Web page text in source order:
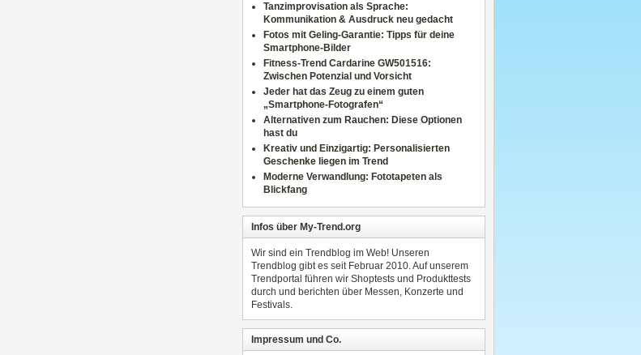
Tanzimprovisation als Sprache:
Kommunikation & Ausdruck neu gedacht
Fotos mit Geling-Garantie: Tipps für deine
Smartphone-Bilder
Fitness-Trend Cardarine GW501516:
Zwischen Potenzial und Vorsicht
Jeder hat das Zeug zu einem guten
„Smartphone-Fotografen“
Alternativen zum Rauchen: Diese Optionen
hast du
Kreativ und Einzigartig: Personalisierten
Geschenke liegen im Trend
Moderne Verwandlung: Fototapeten als
Blickfang
Infos über My-Trend.org
Wir sind ein Trendblog im Web! Unseren
Trendblog gibt es seit Februar 2010. Auf unserem
Trendportal führen wir Shoptests und Produkttests
durch und berichten über Messen, Konzerte und
Festivals.
Impressum und Co.